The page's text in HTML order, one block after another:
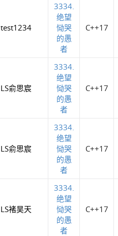
test1234
3334.
绝望
恸哭
的愚
者
C++17
LS俞思宸
3334.
绝望
恸哭
的愚
者
C++17
LS俞思宸
3334.
绝望
恸哭
的愚
者
C++17
LS褚昊天
3334.
绝望
恸哭
的愚
者
C++17